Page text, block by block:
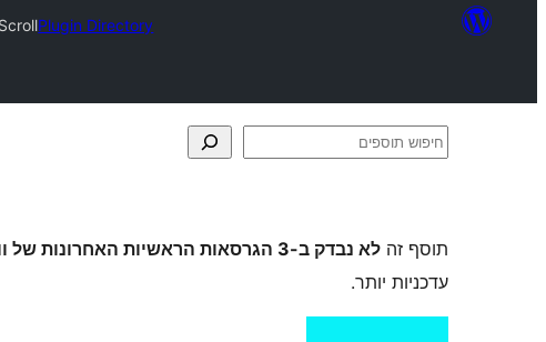
Plugin Directory
חיפוש
תוסף זה לא נבדק ב-3 הגרסאות הראשיות האחרונות של וורדפרס
עדכניות יותר.